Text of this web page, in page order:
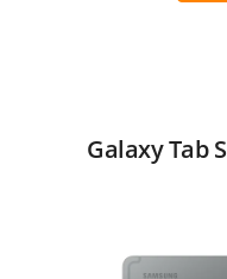
Galaxy Tab